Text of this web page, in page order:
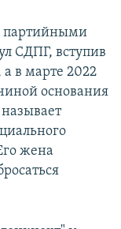
партийными
СДПГ, вступив
в марте 2022
основания
жена